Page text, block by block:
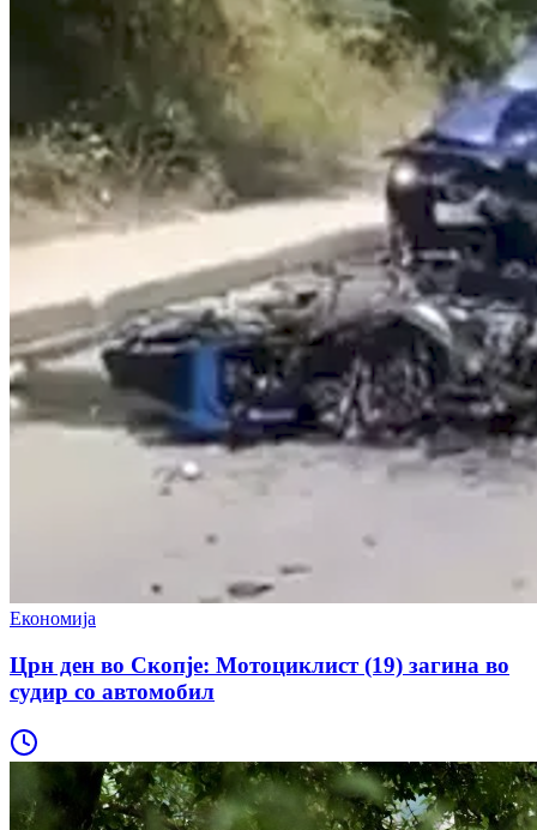
Економија
Црн ден во Скопје: Мотоциклист (19) загина во
судир со автомобил